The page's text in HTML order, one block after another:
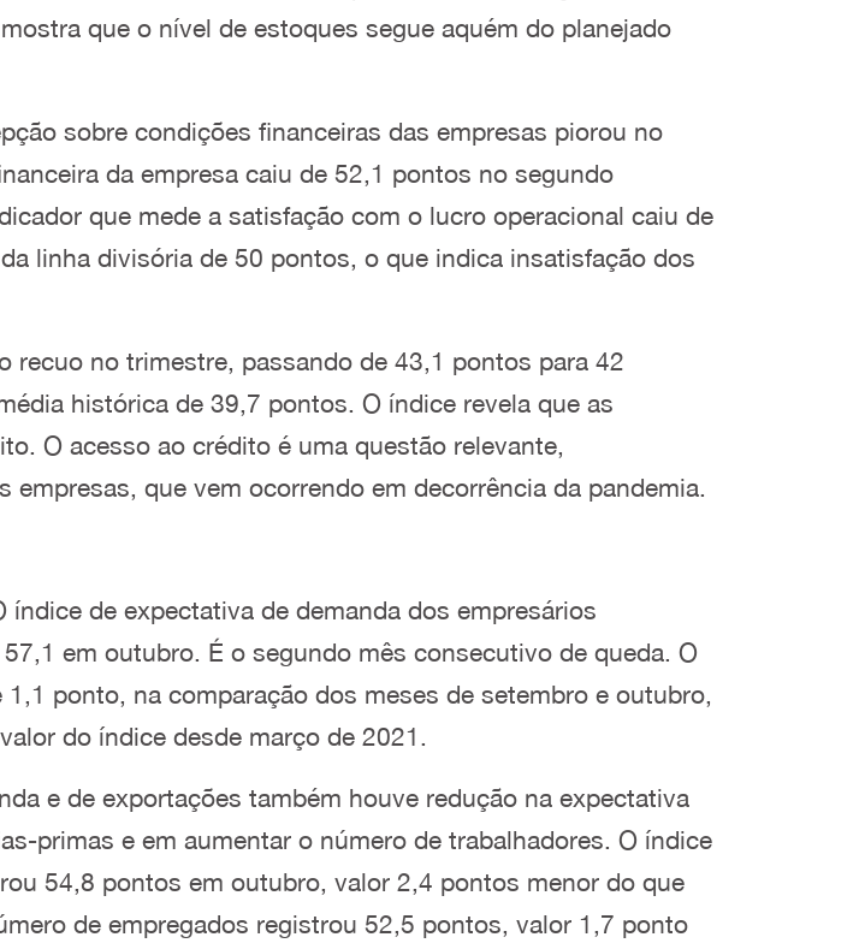
que o nível de estoques segue aquém do planejado
sobre condições financeiras das empresas piorou no
da empresa caiu de 52,1 pontos no segundo
que mede a satisfação com o lucro operacional caiu de
linha divisória de 50 pontos, o que indica insatisfação dos
recuo no trimestre, passando de 43,1 pontos para 42
histórica de 39,7 pontos. O índice revela que as
O acesso ao crédito é uma questão relevante,
que vem ocorrendo em decorrência da pandemia.
de expectativa de demanda dos empresários
em outubro. É o segundo mês consecutivo de queda. O
ponto, na comparação dos meses de setembro e outubro,
do índice desde março de 2021.
e de exportações também houve redução na expectativa
primas e em aumentar o número de trabalhadores. O índice
54,8 pontos em outubro, valor 2,4 pontos menor do que
de empregados registrou 52,5 pontos, valor 1,7 ponto